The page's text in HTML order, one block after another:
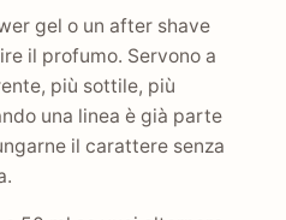
gel o un after shave
il profumo. Servono a
più sottile, più
una linea è già parte
il carattere senza